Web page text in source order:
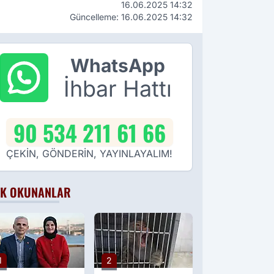
16.06.2025 14:32
Güncelleme: 16.06.2025 14:32
WhatsApp
İhbar Hattı
90 534 211 61 66
ÇEKİN, GÖNDERİN, YAYINLAYALIM!
OKUNANLAR
2